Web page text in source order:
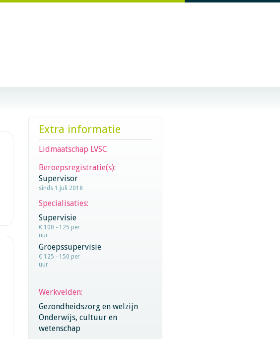
Extra informatie
Lidmaatschap LVSC
Beroepsregistratie(s):
Supervisor
sinds 1 juli 2018
Specialisaties:
Supervisie
€ 100 - 125 per
uur
Groepssupervisie
€ 125 - 150 per
uur
Werkvelden:
Gezondheidszorg en welzijn
Onderwijs, cultuur en
wetenschap